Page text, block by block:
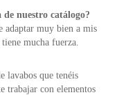
nuestro catálogo?
adaptar muy bien a mis
mucha fuerza.
lavabos que tenéis
trabajar con elementos